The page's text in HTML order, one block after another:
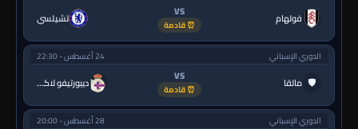
فولهام VS
⏰ قادمة تشيلسي
الدوري الإسباني 24 أغسطس - 22:30
🛡 مالقا VS
⏰ قادمة ديبورتيفو لاكورونيا
الدوري الإسباني 28 أغسطس - 20:00